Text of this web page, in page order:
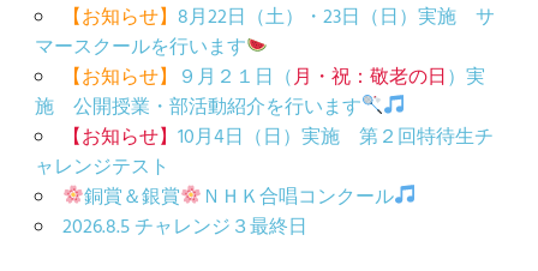
【お知らせ】 8月22日（土）・23日（日）実施 サ
マースクールを行います
【お知らせ】 ９月２１日（月・祝：敬老の日）実
施 公開授業・部活動紹介を行います
【お知らせ】 10月4日（日）実施 第２回特待生チ
ャレンジテスト
銅賞＆銀賞
ＮＨＫ合唱コンクール
2026.8.5 チャレンジ３最終日